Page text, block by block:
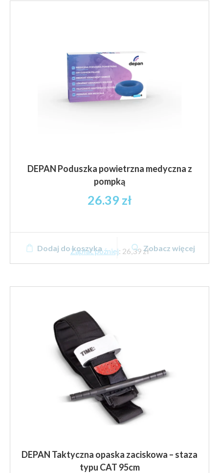
DEPAN Poduszka powietrzna medyczna z
pompką
26.39 zł
Zapłać później: 26,39 zł
Dodaj do koszyka Zobacz więcej
DEPAN Taktyczna opaska zaciskowa – staza
typu CAT 95cm